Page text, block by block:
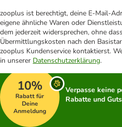
zooplus ist berechtigt, deine E-Mail-
eigene ähnliche Waren oder
dem jederzeit widersprechen, ohne
Übermittlungskosten nach den
zooplus Kundenservice kontaktierst.
in unserer Datenschutzerklärung.
10%
Rabatt für
Deine
Anmeldung
Verpasse keine
Rabatte und